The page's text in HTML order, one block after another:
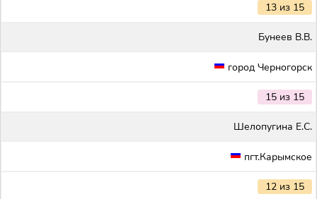
13 из 15
Бунеев В.В.
город Черногорск
15 из 15
Шелопугина Е.С.
пгт.Карымское
12 из 15